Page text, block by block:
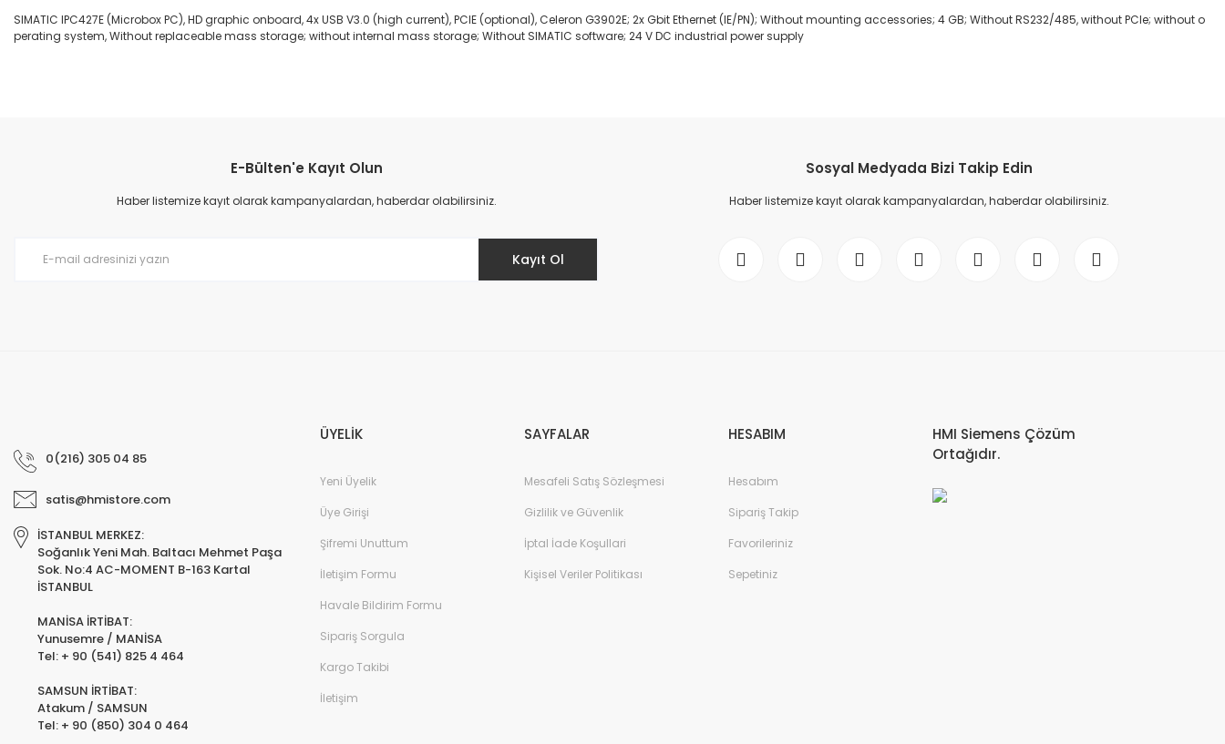
SIMATIC IPC427E (Microbox PC), HD graphic onboard, 4x USB V3.0 (high current), PCIE (optional), Celeron G3902E; 2x Gbit Ethernet (IE/PN); Without mounting accessories; 4 GB; Without RS232/485, without PCIe; without o
perating system, Without replaceable mass storage; without internal mass storage; Without SIMATIC software; 24 V DC industrial power supply
Ürün resmi kalitesiz, bozuk veya görüntülenemiyor.
Ürün açıklamasında eksik bilgiler bulunuyor.
E-Bülten'e Kayıt Olun
Haber listemize kayıt olarak kampanyalardan, haberdar olabilirsiniz.
Kayıt Ol
Sosyal Medyada Bizi Takip Edin
Haber listemize kayıt olarak kampanyalardan, haberdar olabilirsiniz.
0(216) 305 04 85
satis@hmistore.com
İSTANBUL MERKEZ:
Soğanlık Yeni Mah. Baltacı Mehmet Paşa
Sok. No:4 AC-MOMENT B-163 Kartal
İSTANBUL
MANİSA İRTİBAT:
Yunusemre / MANİSA
Tel: + 90 (541) 825 4 464
SAMSUN İRTİBAT:
Atakum / SAMSUN
Tel: + 90 (850) 304 0 464
ÜYELİK
Yeni Üyelik
Üye Girişi
Şifremi Unuttum
İletişim Formu
Havale Bildirim Formu
Sipariş Sorgula
Kargo Takibi
İletişim
SAYFALAR
Mesafeli Satış Sözleşmesi
Gizlilik ve Güvenlik
İptal İade Koşullari
Kişisel Veriler Politikası
HESABIM
Hesabım
Sipariş Takip
Favorileriniz
Sepetiniz
HMI Siemens Çözüm
Ortağıdır.